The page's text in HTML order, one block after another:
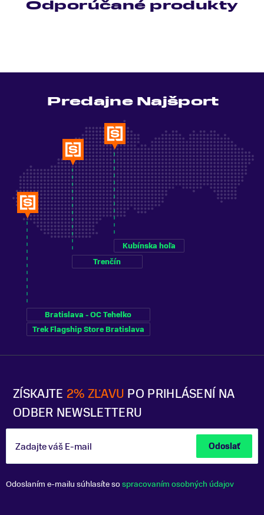
Odporúčané produkty
ZÍSKAJTE 2% ZĽAVU PO PRIHLÁSENÍ NA
ODBER NEWSLETTERU
Zadajte váš E-mail Odoslať
Odoslaním e-mailu súhlasíte sospracovaním osobných údajov
Predajne Najšport
Bratislava - OC Tehelko
Trek Flagship Store Bratislava
Trenčín
Kubínska hoľa